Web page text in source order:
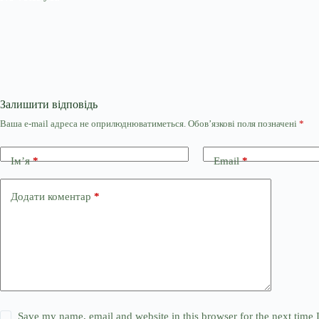
Залишити відповідь
Ваша e-mail адреса не оприлюднюватиметься. Обов’язкові поля позначені *
Ім’я* Email*
Додати коментар *
Save my name, email and website in this browser for the next time